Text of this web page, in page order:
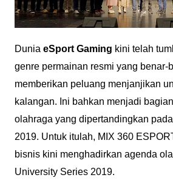
Dunia eSport Gaming kini telah
genre permainan resmi yang benar-
memberikan peluang menjanjikan
kalangan. Ini bahkan menjadi
olahraga yang dipertandingkan
2019. Untuk itulah, MIX 360
bisnis kini menghadirkan agenda
University Series 2019.